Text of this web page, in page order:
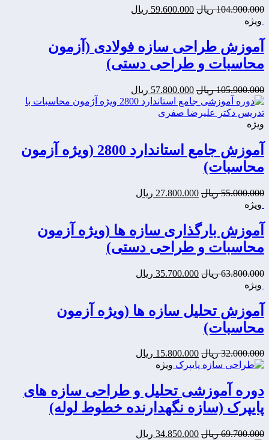
104.900.000 ریال قیمت
بود.
59.600.000 ریال
ریال.
ویژه
آموزش طراحی سازه فولادی (آزمون
محاسبات و طراحی دستی)
105.900.000 ریال قیمت
اصلی:
105.900.000
57.800.000 ریال
فعلی:
ویژه
آموزش جامع استاندارد 2800 (ویژه آزمون
محاسبات)
55.000.000 ریال قیمت
ریال
بود.
27.800.000 ریال
ریال.
ویژه
آموزش بارگذاری سازه ها (ویژه آزمون
محاسبات و طراحی دستی)
63.800.000 ریال قیمت
ریال
بود.
35.700.000 ریال
ریال.
ویژه
آموزش تحلیل سازه ها (ویژه آزمون
محاسبات)
32.000.000 ریال قیمت
اصلی:
ریال
بود.
15.800.000 ریال
ریال.
ویژه
دوره آموزشی تحلیل و طراحی سازه های
پایپرک (سازه نگهدارنده خطوط لوله)
69.700.000 ریال قیمت
34.850.000 ریال